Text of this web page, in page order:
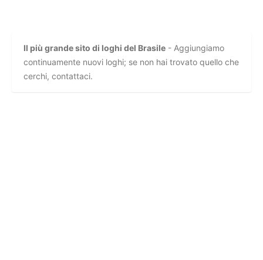
Il più grande sito di loghi del Brasile - Aggiungiamo
continuamente nuovi loghi; se non hai trovato quello che
cerchi, contattaci.